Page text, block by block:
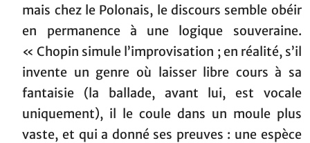
mais chez le Polonais, le discours semble obéir
en permanence à une logique souveraine.
« Chopin simule l’improvisation ; en réalité, s’il
invente un genre où laisser libre cours à sa
fantaisie (la ballade, avant lui, est vocale
uniquement), il le coule dans un moule plus
vaste, et qui a donné ses preuves : une espèce